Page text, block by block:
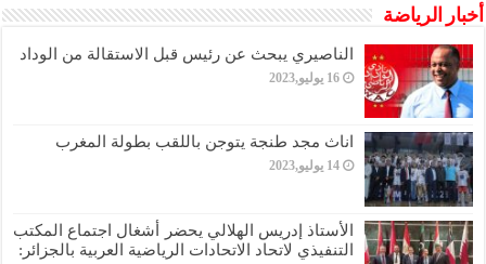
أخبار الرياضة
الناصيري يبحث عن رئيس قبل الاستقالة من الوداد
16 يوليو,2023
اناث مجد طنجة يتوجن باللقب بطولة المغرب
14 يوليو,2023
الأستاذ إدريس الهلالي يحضر أشغال اجتماع المكتب
التنفيذي لاتحاد الاتحادات الرياضية العربية بالجزائر: